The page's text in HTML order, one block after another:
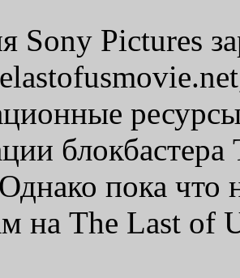
Sony Pictures
Однако пока
на The Last of